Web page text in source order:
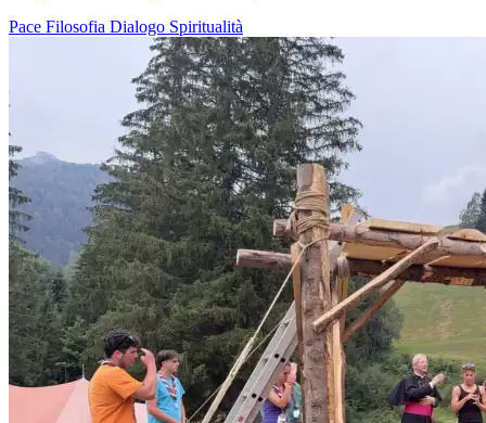
Pace Filosofia Dialogo Spiritualità